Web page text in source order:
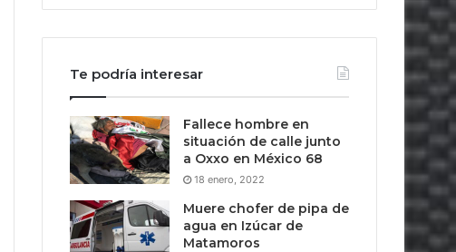
Te podría interesar
Fallece hombre en
situación de calle junto
a Oxxo en México 68
18 enero, 2022
Muere chofer de pipa de
agua en Izúcar de
Matamoros